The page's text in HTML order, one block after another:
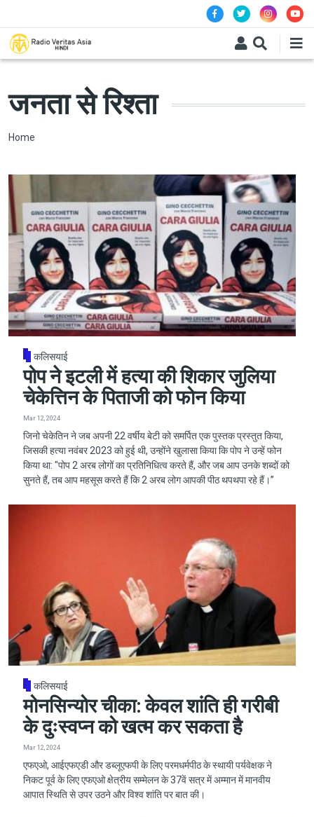
जनता से रिश्ता
Breadcrumb
Home
कलिसयाई
पोप ने इटली में हत्या की शिकार जुलिया
चेकेत्तिन के पिताजी को फोन किया
Mar 12, 2024
जिनो चेकेतिन ने जब अपनी 22 वर्षीय बेटी को समर्पित एक पुस्तक प्रस्तुत किया,
जिसकी हत्या नवंबर 2023 को हुई थी, उन्होंने खुलासा किया कि पोप ने उन्हें फोन
किया था: "पोप 2 अरब लोगों का प्रतिनिधित्व करते हैं, और जब आप उनके शब्दों को
सुनते हैं, तब आप महसूस करते हैं कि 2 अरब लोग आपकी पीठ थपथपा रहे हैं।”
कलिसयाई
मोनसिन्योर चीका: केवल शांति ही गरीबी
के दुःस्वप्न को खत्म कर सकता है
Mar 12, 2024
एफएओ, आईएफएडी और डब्लूएफपी के लिए परमधर्मपीठ के स्थायी पर्यवेक्षक ने
निकट पूर्व के लिए एफएओ क्षेत्रीय सम्मेलन के 37वें सत्र में अम्मान में मानवीय
आपात स्थिति से उपर उठने और विश्व शांति पर बात की।